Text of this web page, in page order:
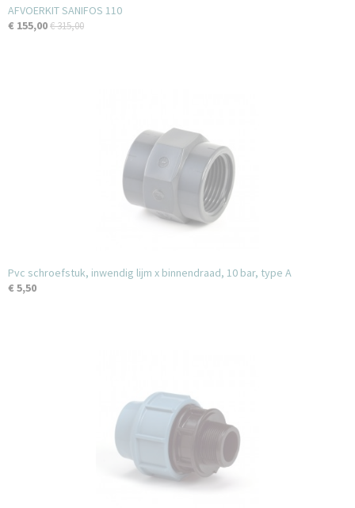
AFVOERKIT SANIFOS 110
€ 155,00€ 315,00
Pvc schroefstuk, inwendig lijm x binnendraad, 10 bar, type A
€ 5,50